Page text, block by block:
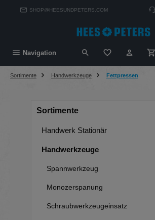
springenSHOP@HEESUNDPETERS.COM
Navigation Du hast 0
Sortimente Handwerkzeuge Fettpressen
Sortimente
Handwerk Stationär
Handwerkzeuge
Spannwerkzeug
Monozerspanung
Schraubwerkzeugeinsatz